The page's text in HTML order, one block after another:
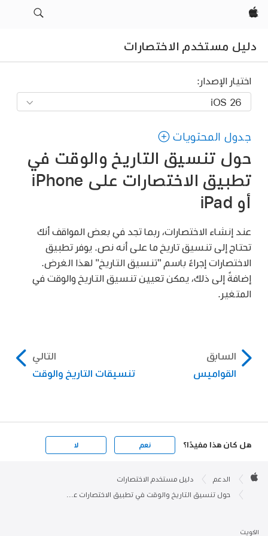
Apple‏
دليل مستخدم الاختصارات
اختيار الإصدار:
جدول المحتويات
حول تنسيق التاريخ والوقت في
تطبيق الاختصارات على iPhone
أو iPad
عند إنشاء الاختصارات، ربما تجد في بعض المواقف أنك
تحتاج إلى تنسيق تاريخ ما على أنه نص. يوفر تطبيق
الاختصارات إجراءً باسم "تنسيق التاريخ" لهذا الغرض.
إضافةً إلى ذلك، يمكن تعيين تنسيق التاريخ والوقت في
المتغير.
السابق
القواميس
التالي
تنسيقات التاريخ والوقت
هل كان هذا مفيدًا؟ نعم لا
Footer

الدعم دليل مستخدم الاختصارات
الكويت